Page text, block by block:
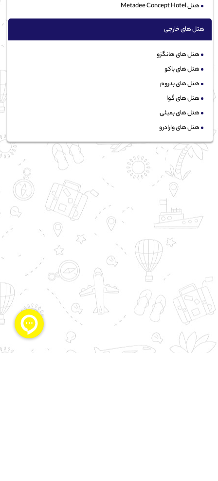
هتل Metadee Concept Hotel
هتل های خارجی
هتل های هانگزو
هتل های باکو
هتل های بدروم
هتل های گوا
هتل های بمبئی
هتل های وارادرو